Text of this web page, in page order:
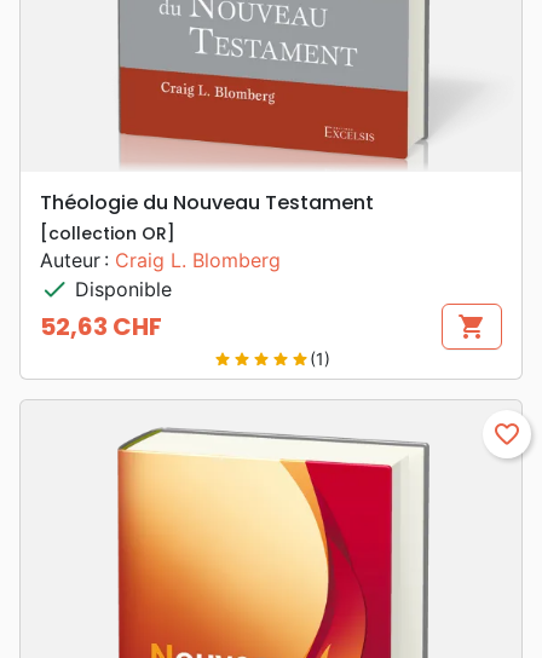
Théologie du Nouveau Testament
[collection OR]
Auteur : Craig L. Blomberg
check Disponible
Prix
52,63 CHF shopping_cart
star star star star star(1)
favorite_border